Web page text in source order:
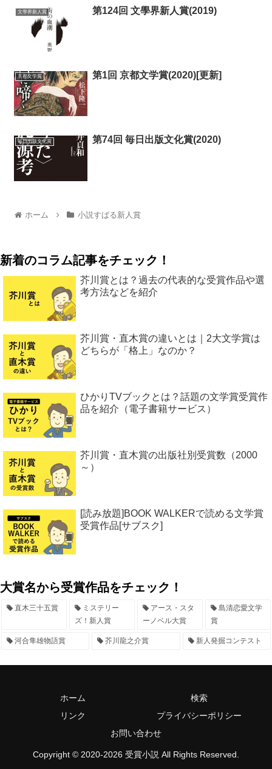
文學界新人賞 第124回 文學界新人賞(2019)
京都文学賞 第1回 京都文学賞(2020)[更新]
毎日出版文化賞 第74回 毎日出版文化賞(2020)
ホーム 小説すばる新人賞
新着のコラム記事をチェック！
芥川賞とは？過去の代表的な受賞作品や選
考方法などを紹介
芥川賞・直木賞の違いとは｜2大文学賞は
どちらが「格上」なのか？
ひかりTVブックとは？話題の文学賞受賞作
品を紹介（電子書籍サービス）
芥川賞・直木賞の出版社別受賞数（2000
～）
[読み放題]BOOK WALKERで読める文学賞
受賞作品[サブスク]
大賞名から受賞作品をチェック！
直木三十五賞
ミステリー
ズ！新人賞
アース・スタ
ーノベル大賞
島清恋愛文学
賞
河合隼雄物語賞 芥川龍之介賞 新人発掘コンテスト
ホーム
検索
リンク
プライバシーポリシー
お問い合わせ
Copyright © 2020-2026 受賞小説 All Rights Reserved.